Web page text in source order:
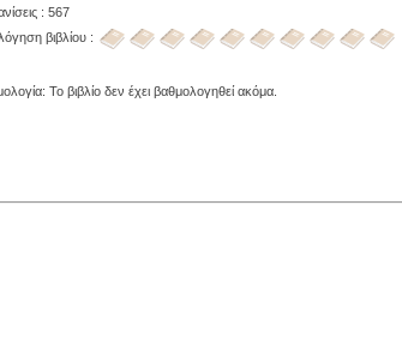
: 567
βιβλίου :
Το βιβλίο δεν έχει βαθμολογηθεί ακόμα.